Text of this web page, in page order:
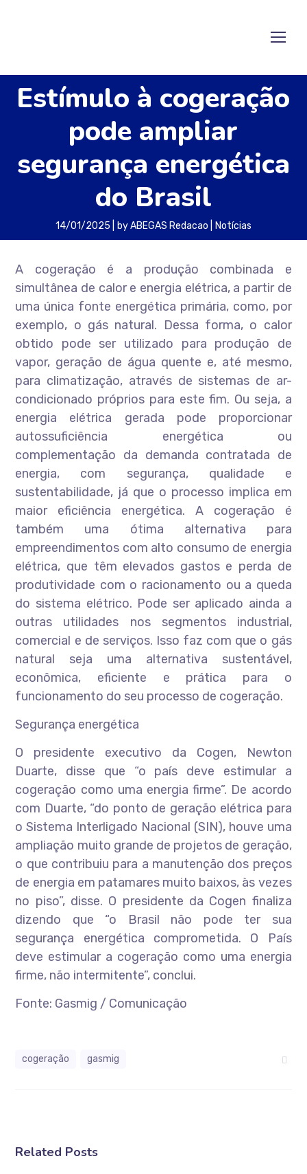
Estímulo à cogeração
pode ampliar
segurança energética
do Brasil
14/01/2025 byABEGAS Redacao Notícias
A cogeração é a produção combinada e
simultânea de calor e energia elétrica, a partir de
uma única fonte energética primária, como, por
exemplo, o gás natural. Dessa forma, o calor
obtido pode ser utilizado para produção de
vapor, geração de água quente e, até mesmo,
para climatização, através de sistemas de ar-
condicionado próprios para este fim. Ou seja, a
energia elétrica gerada pode proporcionar
autossuficiência energética ou
complementação da demanda contratada de
energia, com segurança, qualidade e
sustentabilidade, já que o processo implica em
maior eficiência energética. A cogeração é
também uma ótima alternativa para
empreendimentos com alto consumo de energia
elétrica, que têm elevados gastos e perda de
produtividade com o racionamento ou a queda
do sistema elétrico. Pode ser aplicado ainda a
outras utilidades nos segmentos industrial,
comercial e de serviços. Isso faz com que o gás
natural seja uma alternativa sustentável,
econômica, eficiente e prática para o
funcionamento do seu processo de cogeração.
Segurança energética
O presidente executivo da Cogen, Newton
Duarte, disse que “o país deve estimular a
cogeração como uma energia firme”. De acordo
com Duarte, “do ponto de geração elétrica para
o Sistema Interligado Nacional (SIN), houve uma
ampliação muito grande de projetos de geração,
o que contribuiu para a manutenção dos preços
de energia em patamares muito baixos, às vezes
no piso”, disse. O presidente da Cogen finaliza
dizendo que “o Brasil não pode ter sua
segurança energética comprometida. O País
deve estimular a cogeração como uma energia
firme, não intermitente”, conclui.
Fonte: Gasmig / Comunicação
cogeração gasmig
Related Posts